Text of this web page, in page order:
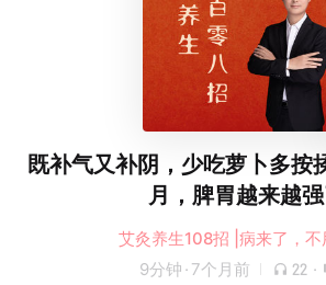
既补气又补阴，少吃萝卜多按
月，脾胃越来越
艾灸养生108招 |病来了，不
9分钟 · 7个月前 22 ·